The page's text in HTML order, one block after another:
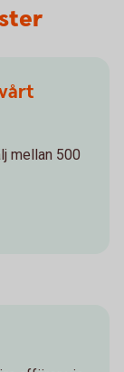
mellan 500